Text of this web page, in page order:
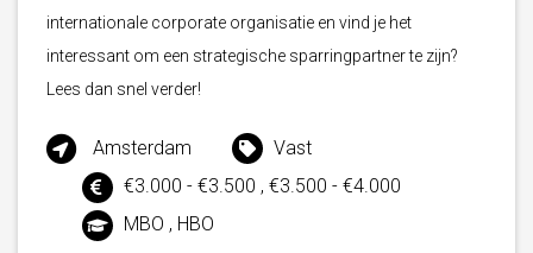
internationale corporate organisatie en vind je het
interessant om een strategische sparringpartner te zijn?
Lees dan snel verder!
Amsterdam
Vast
€3.000 - €3.500 , €3.500 - €4.000
MBO , HBO